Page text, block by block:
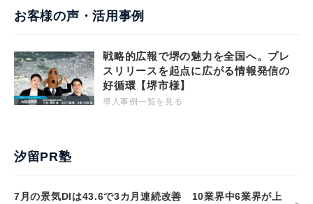
お客様の声・活用事例
戦略的広報で堺の魅力を全国へ。プレ
スリリースを起点に広がる情報発信の
好循環【堺市様】
導入事例一覧を見る
汐留PR塾
7月の景気DIは43.6で3カ月連続改善 10業界中6業界が上